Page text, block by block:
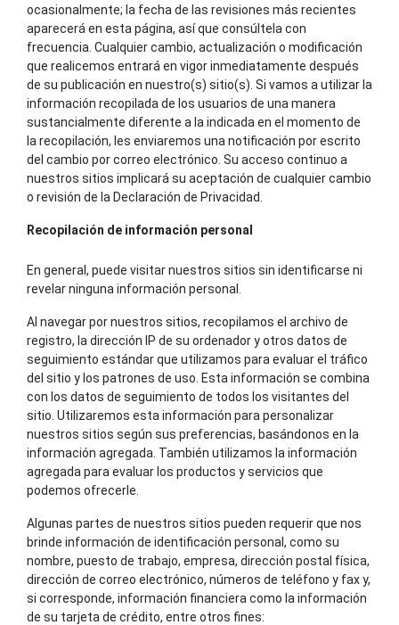
ocasionalmente; la fecha de las revisiones más recientes
aparecerá en esta página, así que consúltela con
frecuencia. Cualquier cambio, actualización o modificación
que realicemos entrará en vigor inmediatamente después
de su publicación en nuestro(s) sitio(s). Si vamos a utilizar la
información recopilada de los usuarios de una manera
sustancialmente diferente a la indicada en el momento de
la recopilación, les enviaremos una notificación por escrito
del cambio por correo electrónico. Su acceso continuo a
nuestros sitios implicará su aceptación de cualquier cambio
o revisión de la Declaración de Privacidad.
Recopilación de información personal
En general, puede visitar nuestros sitios sin identificarse ni
revelar ninguna información personal.
Al navegar por nuestros sitios, recopilamos el archivo de
registro, la dirección IP de su ordenador y otros datos de
seguimiento estándar que utilizamos para evaluar el tráfico
del sitio y los patrones de uso. Esta información se combina
con los datos de seguimiento de todos los visitantes del
sitio. Utilizaremos esta información para personalizar
nuestros sitios según sus preferencias, basándonos en la
información agregada. También utilizamos la información
agregada para evaluar los productos y servicios que
podemos ofrecerle.
Algunas partes de nuestros sitios pueden requerir que nos
brinde información de identificación personal, como su
nombre, puesto de trabajo, empresa, dirección postal física,
dirección de correo electrónico, números de teléfono y fax y,
si corresponde, información financiera como la información
de su tarjeta de crédito, entre otros fines: